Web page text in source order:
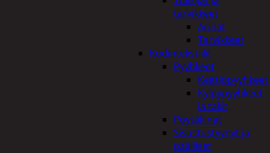
tarvikkeet
Arinat
Tarvikkeet
Kodintekstiilit
Pyyhkeet
Keittiöpyyhkeet
Kylpypyyhkeet
ja takit
Pöytäliinat
Sisustustyynyt ja
päälliset